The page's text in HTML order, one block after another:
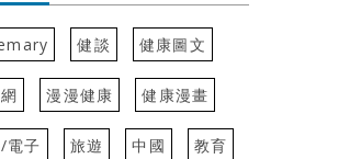
健談 健康圖文
漫漫健康 健康漫畫
電子 旅遊 中國 教育